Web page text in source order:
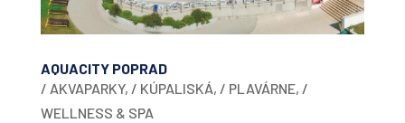
AQUACITY POPRAD
/ AKVAPARKY, / KÚPALISKÁ, / PLAVÁRNE, /
WELLNESS & SPA